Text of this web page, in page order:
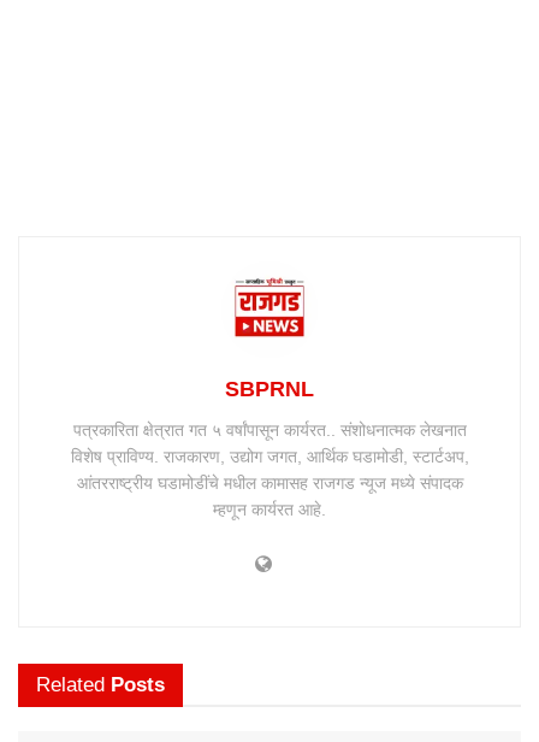
SBPRNL
पत्रकारिता क्षेत्रात गत ५ वर्षांपासून कार्यरत.. संशोधनात्मक लेखनात
विशेष प्राविण्य. राजकारण, उद्योग जगत, आर्थिक घडामोडी, स्टार्टअप,
आंतरराष्ट्रीय घडामोडींचे मधील कामासह राजगड न्यूज मध्ये संपादक
म्हणून कार्यरत आहे.
Related Posts